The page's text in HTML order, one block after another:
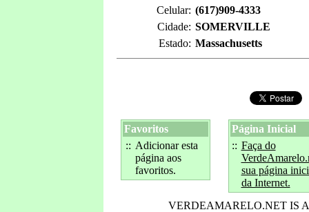
Celular: (617)909-4333
Cidade: SOMERVILLE
Estado: Massachusetts
Favoritos
:: Adicionar esta
página aos
favoritos.
Página Inicial
:: Faça do
sua página
da Internet.
VERDEAMARELO.NET IS